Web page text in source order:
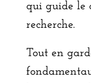
qui guide le
recherche.
Tout en